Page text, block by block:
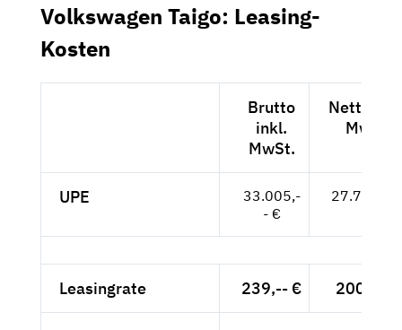
Volkswagen Taigo: Leasing-
Kosten
Brutto
inkl.
MwSt.
Netto
MwSt.
UPE
33.005,-
- €
27.735,--
Leasingrate 239,-- € 200,84 €